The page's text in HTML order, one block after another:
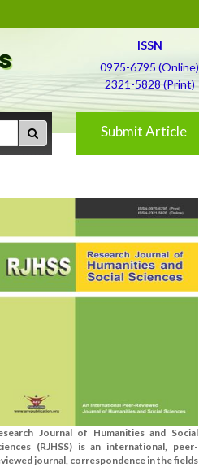
ISSN
0975-6795 (Online)
2321-5828 (Print)
Submit Article
Journal of Humanities and Social
(RJHSS) is an international, peer-
journal, correspondence in the fields